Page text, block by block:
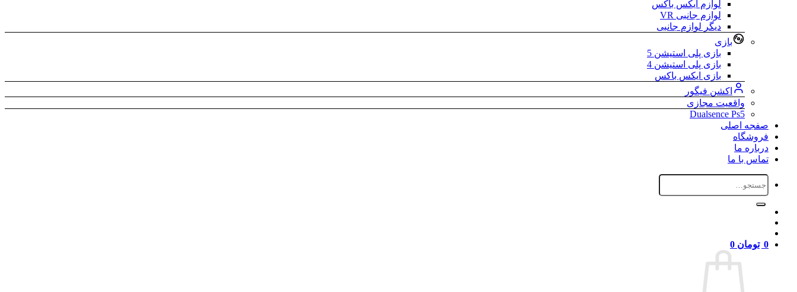
لوازم ایکس باکس
لوازم جانبی VR
دیگر لوازم جانبی
بازی
بازی پلی استیشن 5
بازی پلی استیشن 4
بازی ایکس باکس
اکشن فیگور
واقعیت مجازی
Dualsence Ps5
صفجه اصلی
فروشگاه
درباره ما
تماس با ما
جستجو
برای:
0 تومان 0